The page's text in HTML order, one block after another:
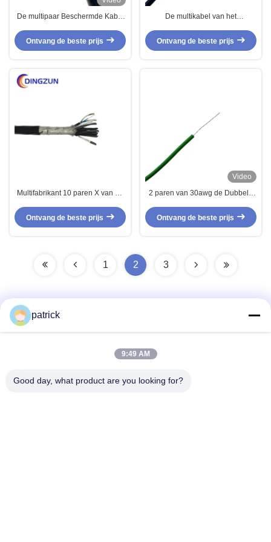
De multipaar Beschermde Kabel
Beschermde Gepantserde Kabel
van de Thermokoppelsensor
Ontvang de beste prijs
De multikabel van het
Aangepaste Signaalkabel
Ontvang de beste prijs
Multifabrikant 10 paren X van de
van 24awg voor
Ontvang de beste prijs
Video
2 paren van 30awg de Dubbele
Ontvang de beste prijs
1 2 3
Snel contact
Rm.1708/1709, die 2 bouwen, no.31 Jiatong Rd., Nanxiang-
patrick
9:49 AM
Good day, what product are you looking for?